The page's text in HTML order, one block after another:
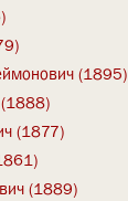
(1895)
(1877)
(1889)